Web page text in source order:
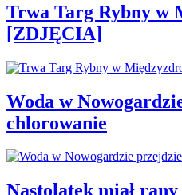
Trwa Targ Rybny w
[ZDJĘCIA]
Woda w
chlorowanie
Nastolatek miał rany